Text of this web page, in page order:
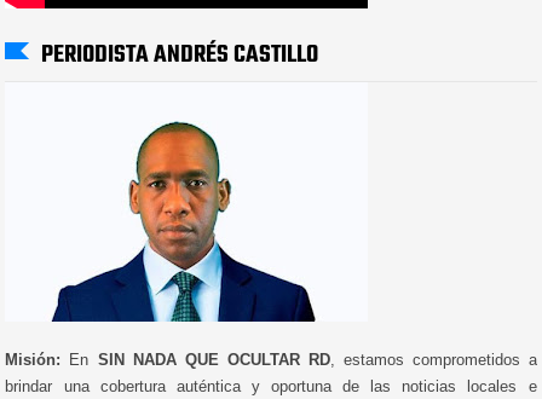
PERIODISTA ANDRÉS CASTILLO
Misión: En SIN NADA QUE OCULTAR RD, estamos comprometidos a
brindar una cobertura auténtica y oportuna de las noticias locales e